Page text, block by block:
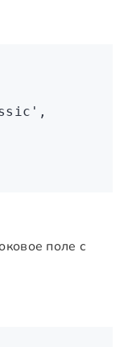
,
поле с